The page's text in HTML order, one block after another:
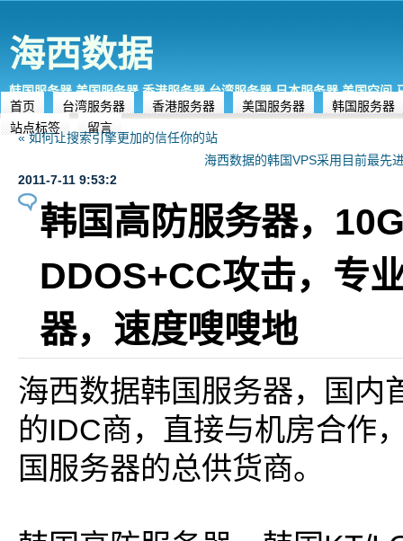
海西数据
韩国服务器,美国服务器,香港服务器,台湾服务器,日本服务器,美国空间
首页
台湾服务器 香港服务器 美国服务器
韩国服务器
站点标签
留言
« 如何让搜索引擎更加的信任你的站
海西数据的韩国VPS采用目前最先
2011-7-11 9:53:2
韩国高防服务器，
DDOS+CC攻击，专
器，速度嗖嗖地
海西数据韩国服务器，国内
的IDC商，直接与机房合作
国服务器的总供货商。